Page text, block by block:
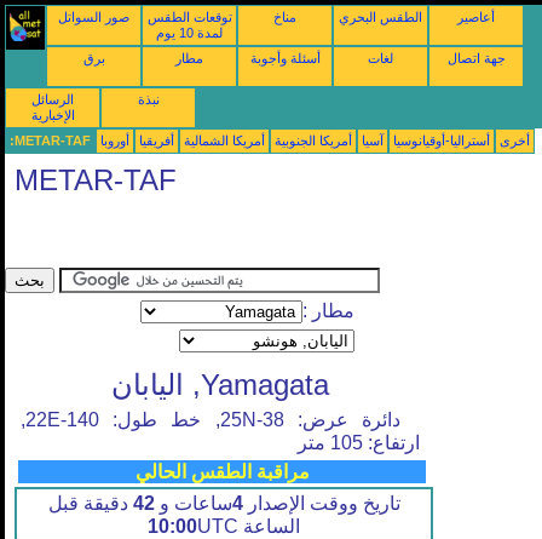
صور السواتل
توقعات الطقس
لمدة 10 يوم
مناخ الطقس البحري أعاصير
برق مطار أسئلة وأجوبة لغات جهة اتصال
الرسائل
الإخبارية
نبذة
METAR-TAF: أوروبا أفريقيا أمريكا الشمالية أمريكا الجنوبية آسيا أستراليا-أوقيانوسيا أخرى
METAR-TAF
مطار :
Yamagata, اليابان
دائرة عرض: 38-25N, خط طول: 140-22E,
ارتفاع: 105 متر
مراقبة الطقس الحالي
تاريخ ووقت الإصدار4ساعات و42 دقيقة قبل
الساعة
10:00UTC